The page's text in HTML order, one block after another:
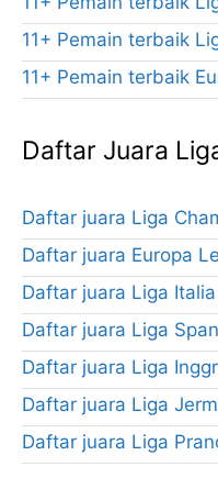
11+ Pemain terbaik
11+ Pemain terbaik
Daftar Juara
Daftar juara Liga
Daftar juara Europa
Daftar juara Liga Italia
Daftar juara Liga
Daftar juara Liga
Daftar juara Liga
Daftar juara Liga